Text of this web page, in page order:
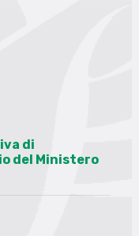
di
del Ministero